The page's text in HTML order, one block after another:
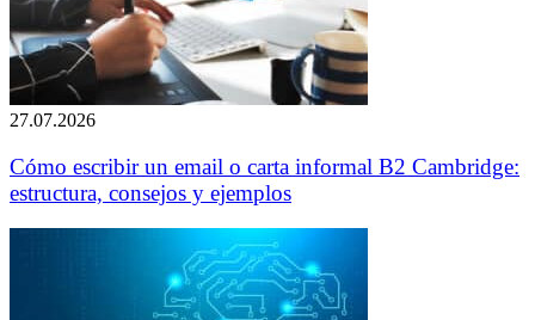
27.07.2026
Cómo escribir un email o carta informal B2 Cambridge:
estructura, consejos y ejemplos